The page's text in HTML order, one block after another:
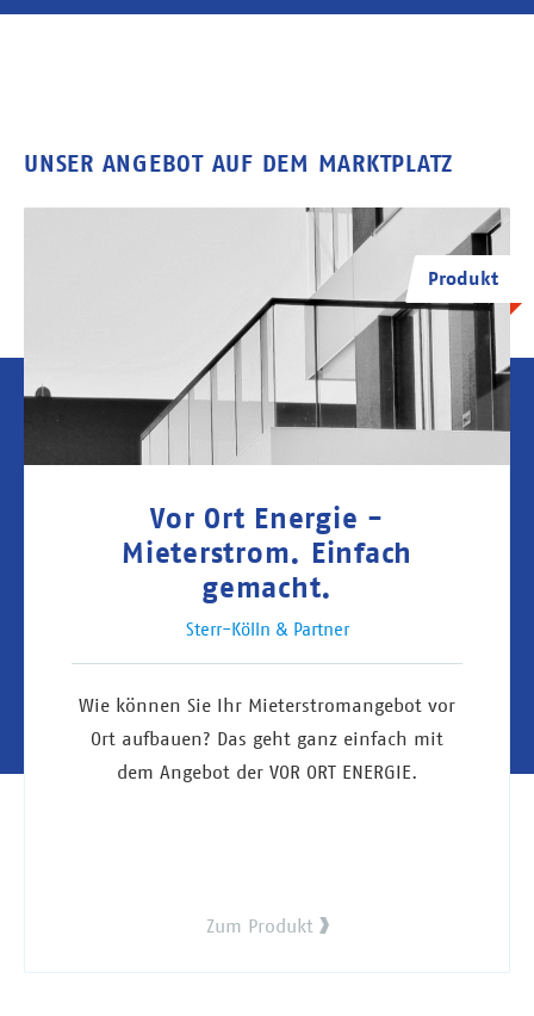
UNSER ANGEBOT AUF DEM MARKTPLATZ
Produkt
Vor Ort Energie -
Mieterstrom. Einfach
gemacht.
Sterr-Kölln & Partner
Wie können Sie Ihr Mieter­strom­angebot vor
Ort aufbauen? Das geht ganz einfach mit
dem Angebot der VOR ORT ENERGIE.
Zum Produkt